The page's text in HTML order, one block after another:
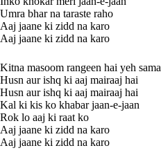
Umra bhar na taraste raho
Aaj jaane ki zidd na karo
Aaj jaane ki zidd na karo
Kitna masoom rangeen hai yeh sama
Husn aur ishq ki aaj mairaaj hai
Husn aur ishq ki aaj mairaaj hai
Kal ki kis ko khabar jaan-e-jaan
Rok lo aaj ki raat ko
Aaj jaane ki zidd na karo
Aaj jaane ki zidd na karo